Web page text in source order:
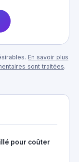
En savoir plus
sont traitées.
pour coûter